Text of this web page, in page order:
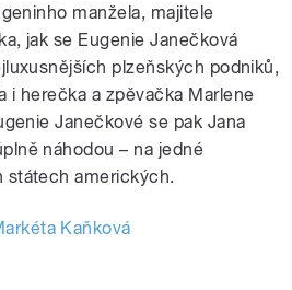
manžela, majitele
jak se Eugenie Janečková
plzeňských podniků,
i herečka a zpěvačka Marlene
Janečkové se pak Jana
náhodou – na jedné
státech amerických.
Kaňková